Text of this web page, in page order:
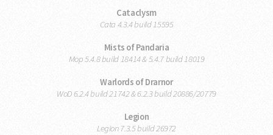
Cataclysm
Cata 4.3.4 build 15595
Mists of Pandaria
Mop 5.4.8 build 18414 & 5.4.7 build 18019
Warlords of Drarnor
WoD 6.2.4 build 21742 & 6.2.3 build 20886/20779
Legion
Legion 7.3.5 build 26972